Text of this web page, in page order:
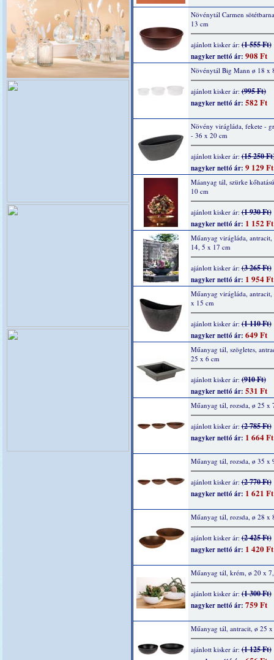
Növénytál Carmen
13 cm
ajánlott kisker ár:(1 555 Ft)
nagyker nettó ár: 908 Ft
Növénytál Big Mann ø 18 x
ajánlott kisker ár:(995 Ft)
nagyker nettó ár: 582 Ft
Növény virágláda, fekete -
- 36 x 20 cm
ajánlott kisker ár:(15 250
nagyker nettó ár: 9 129 Ft
Máanyag tál, szürke
10 cm
ajánlott kisker ár:(1 930 Ft)
nagyker nettó ár: 1 152 Ft
Műanyag virágláda,
14, 5 x 17 cm
ajánlott kisker ár:(3 265 Ft)
nagyker nettó ár: 1 954 Ft
Műanyag virágláda,
x 15 cm
ajánlott kisker ár:(1 110 Ft)
nagyker nettó ár: 649 Ft
Műanyag tál, szögletes,
25 x 6 cm
ajánlott kisker ár:(910 Ft)
nagyker nettó ár: 531 Ft
Műanyag tál, rozsda, ø 25 x
ajánlott kisker ár:(2 785 Ft)
nagyker nettó ár: 1 664 Ft
Műanyag tál, rozsda, ø 35 x
ajánlott kisker ár:(2 770 Ft)
nagyker nettó ár: 1 621 Ft
Műanyag tál, rozsda, ø 28 x
ajánlott kisker ár:(2 425 Ft)
nagyker nettó ár: 1 420 Ft
Műanyag tál, krém, ø 20 x
ajánlott kisker ár:(1 300 Ft)
nagyker nettó ár: 759 Ft
Műanyag tál, antracit, ø 25
ajánlott kisker ár:(1 125 Ft)